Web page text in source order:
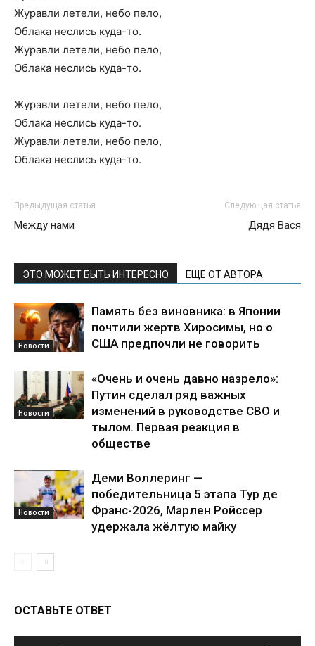
Журавли летели, небо пело,
Облака неслись куда-то.
Журавли летели, небо пело,
Облака неслись куда-то.
Журавли летели, небо пело,
Облака неслись куда-то.
Журавли летели, небо пело,
Облака неслись куда-то.
Предыдущая статья
Между нами
Следующая статья
Дядя Вася
ЭТО МОЖЕТ БЫТЬ ИНТЕРЕСНО ЕЩЕ ОТ АВТОРА
Новости
Память без виновника: в Японии
почтили жертв Хиросимы, но о
США предпочли не говорить
Новости
«Очень и очень давно назрело»:
Путин сделал ряд важных
изменений в руководстве СВО и
тылом. Первая реакция в
обществе
Новости
Деми Воллеринг —
победительница 5 этапа Тур де
Франс-2026, Марлен Ройссер
удержала жёлтую майку
ОСТАВЬТЕ ОТВЕТ